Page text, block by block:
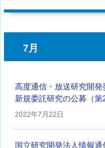
7月
高度通信・放送研究開
新規委託研究の公募（
2022年7月22日
国立研究開発法人情報